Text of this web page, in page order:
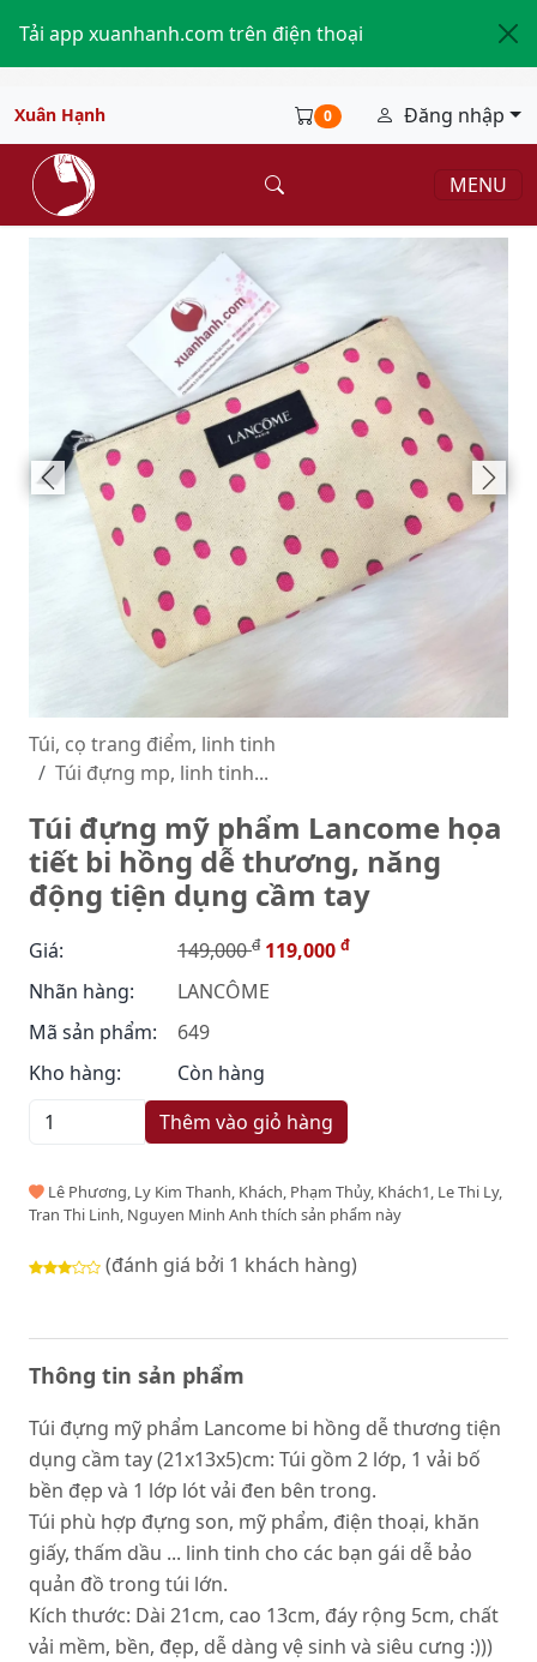
Tải app xuanhanh.com trên điện thoại
Xuân Hạnh 0 Đăng nhập
MENU
Túi, cọ trang điểm, linh tinh
Túi đựng mp, linh tinh...
Túi đựng mỹ phẩm Lancome họa
tiết bi hồng dễ thương, năng
động tiện dụng cầm tay
Giá: 149,000đ 119,000 đ
Nhãn hàng:
LANCÔME
Mã sản phẩm:
649
Kho hàng:
Còn hàng
Thêm vào giỏ hàng
Lê Phương, Ly Kim Thanh, Khách, Phạm Thủy, Khách1, Le Thi Ly,
Tran Thi Linh, Nguyen Minh Anh thích sản phẩm này
(đánh giá bởi 1 khách hàng)
Thông tin sản phẩm
Túi đựng mỹ phẩm Lancome bi hồng dễ thương tiện
dụng cầm tay (21x13x5)cm: Túi gồm 2 lớp, 1 vải bố
bền đẹp và 1 lớp lót vải đen bên trong.
Túi phù hợp đựng son, mỹ phẩm, điện thoại, khăn
giấy, thấm dầu ... linh tinh cho các bạn gái dễ bảo
quản đồ trong túi lớn.
Kích thước: Dài 21cm, cao 13cm, đáy rộng 5cm, chất
vải mềm, bền, đẹp, dễ dàng vệ sinh và siêu cưng :)))